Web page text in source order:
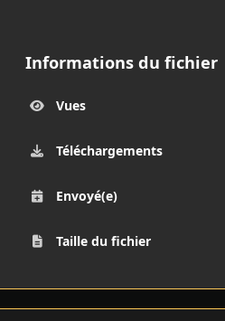
Informations du fichier
Vues
Téléchargements
Envoyé(e)
Taille du fichier